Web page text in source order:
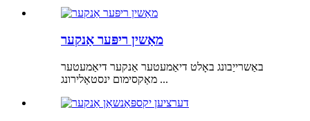
מאַשין ריפּער אַנקער
באַשרייַבונג באָלט דיאַמעטער אַנקער דיאַמעטער
מאַקסימום ינסטאַלירונג ...